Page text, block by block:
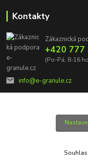
Kontakty
Zákaznická
+420 777
(Po-Pá, 8-16
info@e-granule.cz
© 2022 e-